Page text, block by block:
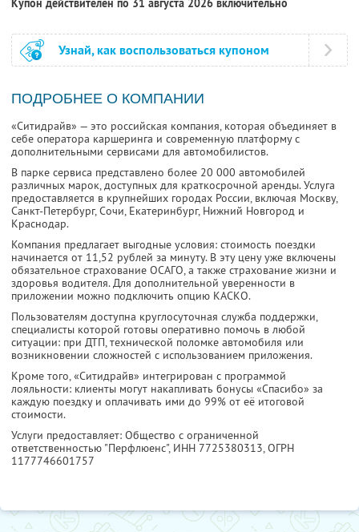
Купон действителен по 31 августа 2026 включительно
Узнай, как воспользоваться купоном
ПОДРОБНЕЕ О КОМПАНИИ
«Ситидрайв» — это российская компания, которая объединяет в
себе оператора каршеринга и современную платформу с
дополнительными сервисами для автомобилистов.
В парке сервиса представлено более 20 000 автомобилей
различных марок, доступных для краткосрочной аренды. Услуга
предоставляется в крупнейших городах России, включая Москву,
Санкт-Петербург, Сочи, Екатеринбург, Нижний Новгород и
Краснодар.
Компания предлагает выгодные условия: стоимость поездки
начинается от 11,52 рублей за минуту. В эту цену уже включены
обязательное страхование ОСАГО, а также страхование жизни и
здоровья водителя. Для дополнительной уверенности в
приложении можно подключить опцию КАСКО.
Пользователям доступна круглосуточная служба поддержки,
специалисты которой готовы оперативно помочь в любой
ситуации: при ДТП, технической поломке автомобиля или
возникновении сложностей с использованием приложения.
Кроме того, «Ситидрайв» интегрирован с программой
лояльности: клиенты могут накапливать бонусы «Спасибо» за
каждую поездку и оплачивать ими до 99% от её итоговой
стоимости.
Услуги предоставляет: Общество с ограниченной
ответственностью "Перфлюенс", ИНН 7725380313, ОГРН
1177746601757